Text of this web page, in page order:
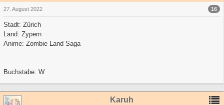
16
27. August 2022
Stadt: Zürich
Land: Zypern
Anime: Zombie Land Saga
Buchstabe: W
Karuh